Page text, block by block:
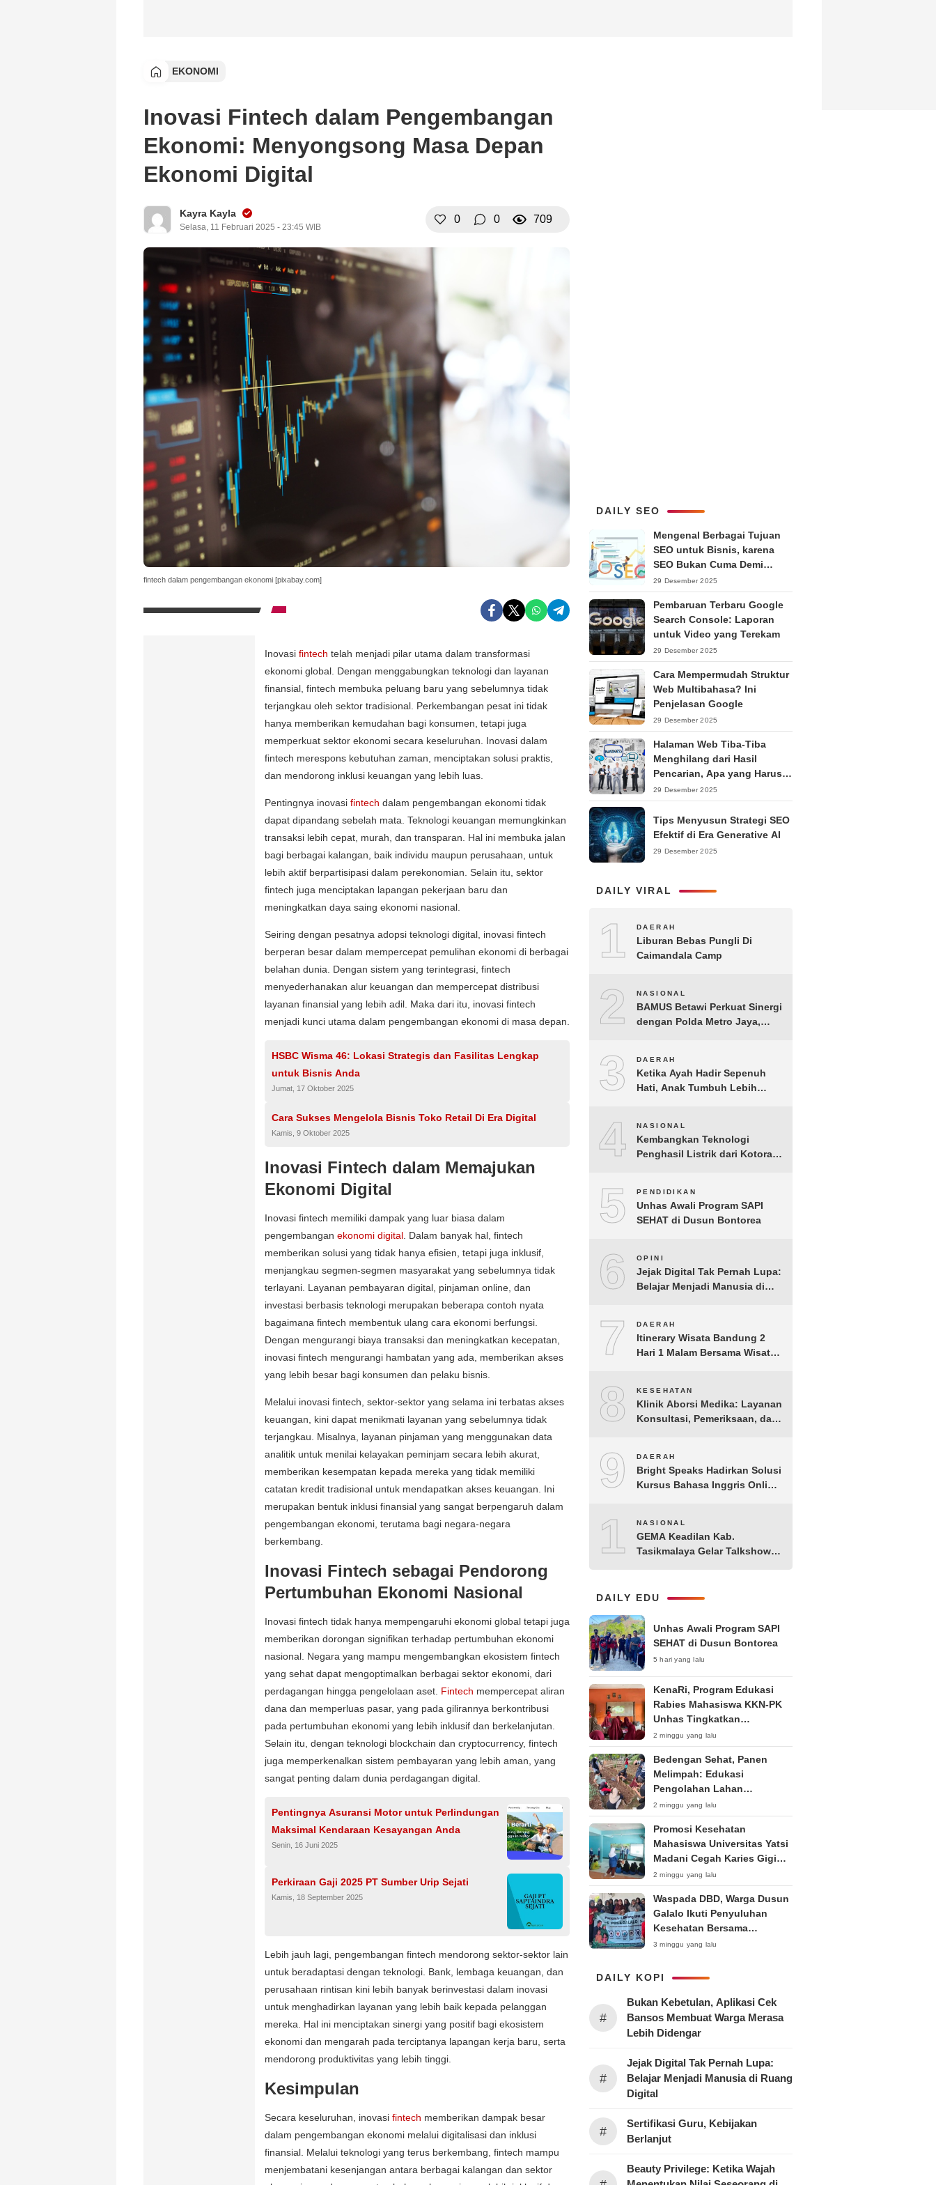
EKONOMI
Inovasi Fintech dalam Pengembangan
Ekonomi: Menyongsong Masa Depan
Ekonomi Digital
Kayra Kayla
Selasa, 11 Februari 2025 - 23:45 WIB
0 0 709
fintech dalam pengembangan ekonomi [pixabay.com]
Inovasi fintech telah menjadi pilar utama dalam transformasi
ekonomi global. Dengan menggabungkan teknologi dan layanan
finansial, fintech membuka peluang baru yang sebelumnya tidak
terjangkau oleh sektor tradisional. Perkembangan pesat ini tidak
hanya memberikan kemudahan bagi konsumen, tetapi juga
memperkuat sektor ekonomi secara keseluruhan. Inovasi dalam
fintech merespons kebutuhan zaman, menciptakan solusi praktis,
dan mendorong inklusi keuangan yang lebih luas.
Pentingnya inovasi fintech dalam pengembangan ekonomi tidak
dapat dipandang sebelah mata. Teknologi keuangan memungkinkan
transaksi lebih cepat, murah, dan transparan. Hal ini membuka jalan
bagi berbagai kalangan, baik individu maupun perusahaan, untuk
lebih aktif berpartisipasi dalam perekonomian. Selain itu, sektor
fintech juga menciptakan lapangan pekerjaan baru dan
meningkatkan daya saing ekonomi nasional.
Seiring dengan pesatnya adopsi teknologi digital, inovasi fintech
berperan besar dalam mempercepat pemulihan ekonomi di berbagai
belahan dunia. Dengan sistem yang terintegrasi, fintech
menyederhanakan alur keuangan dan mempercepat distribusi
layanan finansial yang lebih adil. Maka dari itu, inovasi fintech
menjadi kunci utama dalam pengembangan ekonomi di masa depan.
HSBC Wisma 46: Lokasi Strategis dan Fasilitas Lengkap
untuk Bisnis Anda
Jumat, 17 Oktober 2025
Cara Sukses Mengelola Bisnis Toko Retail Di Era Digital
Kamis, 9 Oktober 2025
Inovasi Fintech dalam Memajukan
Ekonomi Digital
Inovasi fintech memiliki dampak yang luar biasa dalam
pengembangan ekonomi digital . Dalam banyak hal, fintech
memberikan solusi yang tidak hanya efisien, tetapi juga inklusif,
menjangkau segmen-segmen masyarakat yang sebelumnya tidak
terlayani. Layanan pembayaran digital, pinjaman online, dan
investasi berbasis teknologi merupakan beberapa contoh nyata
bagaimana fintech membentuk ulang cara ekonomi berfungsi.
Dengan mengurangi biaya transaksi dan meningkatkan kecepatan,
inovasi fintech mengurangi hambatan yang ada, memberikan akses
yang lebih besar bagi konsumen dan pelaku bisnis.
Melalui inovasi fintech, sektor-sektor yang selama ini terbatas akses
keuangan, kini dapat menikmati layanan yang sebelumnya tidak
terjangkau. Misalnya, layanan pinjaman yang menggunakan data
analitik untuk menilai kelayakan peminjam secara lebih akurat,
memberikan kesempatan kepada mereka yang tidak memiliki
catatan kredit tradisional untuk mendapatkan akses keuangan. Ini
merupakan bentuk inklusi finansial yang sangat berpengaruh dalam
pengembangan ekonomi, terutama bagi negara-negara
berkembang.
Inovasi Fintech sebagai Pendorong
Pertumbuhan Ekonomi Nasional
Inovasi fintech tidak hanya mempengaruhi ekonomi global tetapi juga
memberikan dorongan signifikan terhadap pertumbuhan ekonomi
nasional. Negara yang mampu mengembangkan ekosistem fintech
yang sehat dapat mengoptimalkan berbagai sektor ekonomi, dari
perdagangan hingga pengelolaan aset. Fintech mempercepat aliran
dana dan memperluas pasar, yang pada gilirannya berkontribusi
pada pertumbuhan ekonomi yang lebih inklusif dan berkelanjutan.
Selain itu, dengan teknologi blockchain dan cryptocurrency, fintech
juga memperkenalkan sistem pembayaran yang lebih aman, yang
sangat penting dalam dunia perdagangan digital.
Pentingnya Asuransi Motor untuk Perlindungan
Maksimal Kendaraan Kesayangan Anda
Senin, 16 Juni 2025
Perkiraan Gaji 2025 PT Sumber Urip Sejati
Kamis, 18 September 2025
Lebih jauh lagi, pengembangan fintech mendorong sektor-sektor lain
untuk beradaptasi dengan teknologi. Bank, lembaga keuangan, dan
perusahaan rintisan kini lebih banyak berinvestasi dalam inovasi
untuk menghadirkan layanan yang lebih baik kepada pelanggan
mereka. Hal ini menciptakan sinergi yang positif bagi ekosistem
ekonomi dan mengarah pada terciptanya lapangan kerja baru, serta
mendorong produktivitas yang lebih tinggi.
Kesimpulan
Secara keseluruhan, inovasi fintech memberikan dampak besar
dalam pengembangan ekonomi melalui digitalisasi dan inklusi
finansial. Melalui teknologi yang terus berkembang, fintech mampu
menjembatani kesenjangan antara berbagai kalangan dan sektor
DAILY SEO
Mengenal Berbagai Tujuan
SEO untuk Bisnis, karena
SEO Bukan Cuma Demi
Ranking
29 Desember 2025
Pembaruan Terbaru Google
Search Console: Laporan
untuk Video yang Terekam
29 Desember 2025
Cara Mempermudah Struktur
Web Multibahasa? Ini
Penjelasan Google
29 Desember 2025
Halaman Web Tiba-Tiba
Menghilang dari Hasil
Pencarian, Apa yang Harus
Dilakukan?
29 Desember 2025
Tips Menyusun Strategi SEO
Efektif di Era Generative AI
29 Desember 2025
DAILY VIRAL
1 DAERAH
Liburan Bebas Pungli Di
Caimandala Camp
2 NASIONAL
BAMUS Betawi Perkuat Sinergi
dengan Polda Metro Jaya,
Kondusif Jelang HUT ke-81
Republik Indonesia
3 DAERAH
Ketika Ayah Hadir Sepenuh
Hati, Anak Tumbuh Lebih
4 NASIONAL
Kembangkan Teknologi
Penghasil Listrik dari Kotoran
5 PENDIDIKAN
Unhas Awali Program SAPI
SEHAT di Dusun Bontorea
6 OPINI
Jejak Digital Tak Pernah Lupa:
Belajar Menjadi Manusia di
7 DAERAH
Itinerary Wisata Bandung 2
Hari 1 Malam Bersama Wisata
8 KESEHATAN
Klinik Aborsi Medika: Layanan
Konsultasi, Pemeriksaan, dan
9 DAERAH
Bright Speaks Hadirkan Solusi
Kursus Bahasa Inggris Online
Bicara
10NASIONAL
GEMA Keadilan Kab.
Tasikmalaya Gelar Talkshow
Negara di Era Post-Truth”
DAILY EDU
Unhas Awali Program SAPI
SEHAT di Dusun Bontorea
5 hari yang lalu
KenaRi, Program Edukasi
Rabies Mahasiswa KKN-PK
Unhas Tingkatkan
Kesadaran Siswa SD Negeri 4
Maccorawalie
2 minggu yang lalu
Bedengan Sehat, Panen
Melimpah: Edukasi
Pengolahan Lahan
Bedengan Organik bagi KWT
dan Ibu PKK RT 04 RW 01
Kelurahan Pakintelan
2 minggu yang lalu
Promosi Kesehatan
Mahasiswa Universitas Yatsi
Madani Cegah Karies Gigi
Anak
2 minggu yang lalu
Waspada DBD, Warga Dusun
Galalo Ikuti Penyuluhan
Kesehatan Bersama
Mahasiswa Pemberdayaan
Surabaya 2026
3 minggu yang lalu
DAILY KOPI
#
Bukan Kebetulan, Aplikasi Cek
Bansos Membuat Warga Merasa
Lebih Didengar
#
Jejak Digital Tak Pernah Lupa:
Belajar Menjadi Manusia di Ruang
Digital
#
Sertifikasi Guru, Kebijakan
Berlanjut
Beauty Privilege: Ketika Wajah